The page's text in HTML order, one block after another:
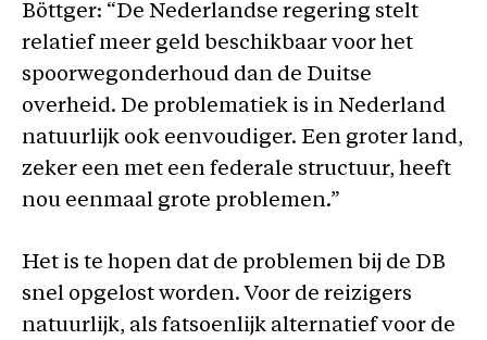
Böttger: “De Nederlandse regering stelt
relatief meer geld beschikbaar voor het
spoorwegonderhoud dan de Duitse
overheid. De problematiek is in Nederland
natuurlijk ook eenvoudiger. Een groter land,
zeker een met een federale structuur, heeft
nou eenmaal grote problemen.”
Het is te hopen dat de problemen bij de DB
snel opgelost worden. Voor de reizigers
natuurlijk, als fatsoenlijk alternatief voor de